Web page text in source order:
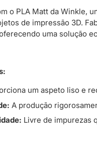
o PLA Matt da Winkle,
de impressão 3D.
uma solução
um aspeto liso e
A produção
Livre de impurezas